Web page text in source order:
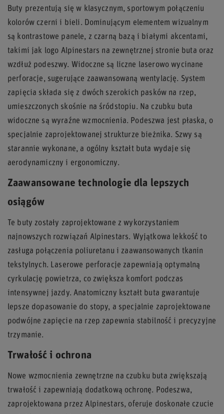
Buty prezentują się w klasycznym, sportowym połączeniu
kolorów czerni i bieli. Dominującym elementem wizualnym
są kontrastowe panele, z czarną bazą i białymi akcentami,
takimi jak logo Alpinestars na zewnętrznej stronie buta oraz
wzdłuż podeszwy. Widoczne są liczne laserowo wycinane
perforacje, sugerujące zaawansowaną wentylację. System
zapięcia składa się z dwóch szerokich pasków na rzep,
umieszczonych skośnie na śródstopiu. Na czubku buta
widoczne są wyraźne wzmocnienia. Podeszwa jest płaska, o
specjalnie zaprojektowanej strukturze bieżnika. Szwy są
starannie wykonane, a ogólny kształt buta wydaje się
aerodynamiczny i ergonomiczny.
Zaawansowane technologie dla lepszych
osiągów
Te buty zostały zaprojektowane z wykorzystaniem
najnowszych rozwiązań Alpinestars. Wyjątkowa lekkość to
zasługa połączenia poliuretanu i zaawansowanych tkanin
tekstylnych. Laserowe perforacje zapewniają optymalną
cyrkulację powietrza, co zwiększa komfort podczas
intensywnej jazdy. Anatomiczny kształt buta gwarantuje
lepsze dopasowanie do stopy, a specjalnie zaprojektowane
podwójne zapięcie na rzep zapewnia stabilność i precyzyjne
trzymanie.
Trwałość i ochrona
Nowe wzmocnienia zewnętrzne na czubku buta zwiększają
trwałość i zapewniają dodatkową ochronę. Podeszwa,
zaprojektowana przez Alpinestars, oferuje doskonałe czucie